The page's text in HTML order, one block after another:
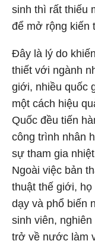
sinh thì rất thiếu
để mở rộng kiến
Đây là lý do
thiết với ngành
giới, nhiều quốc
một cách hiệu
Quốc đều tiến
công trình nhân
sự tham gia
Ngoài việc bản
thuật thế giới, họ
dạy và phổ biến
sinh viên,
trở về nước làm